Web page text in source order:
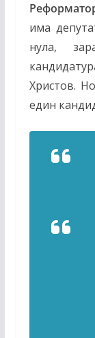
има
нула,
Христов.
един